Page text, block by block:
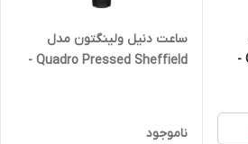
Quadro Pressed Unitone -
ساعت دنیل ولینگتون مدل
Quadro Pressed Sheffield -
ناموجود